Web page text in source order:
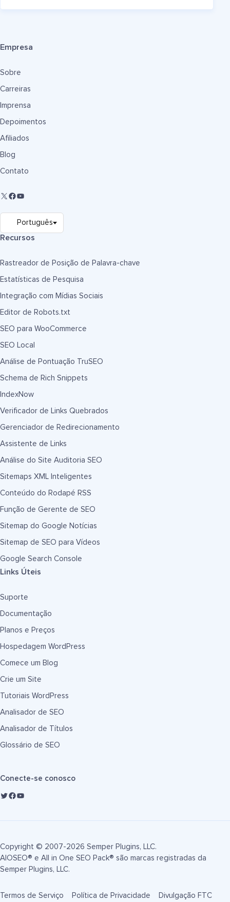
Empresa
Sobre
Carreiras
Imprensa
Depoimentos
Afiliados
Blog
Contato
Recursos
Rastreador de Posição de Palavra-chave
Estatísticas de Pesquisa
Integração com Mídias Sociais
Editor de Robots.txt
SEO para WooCommerce
SEO Local
Análise de Pontuação TruSEO
Schema de Rich Snippets
IndexNow
Verificador de Links Quebrados
Gerenciador de Redirecionamento
Assistente de Links
Análise do Site Auditoria SEO
Sitemaps XML Inteligentes
Conteúdo do Rodapé RSS
Função de Gerente de SEO
Sitemap do Google Notícias
Sitemap de SEO para Vídeos
Google Search Console
Links Úteis
Suporte
Documentação
Planos e Preços
Hospedagem WordPress
Comece um Blog
Crie um Site
Tutoriais WordPress
Analisador de SEO
Analisador de Títulos
Glossário de SEO
Conecte-se conosco
Copyright © 2007-2026 Semper Plugins, LLC.
AIOSEO® e All in One SEO Pack® são marcas registradas da
Semper Plugins, LLC.
Termos de Serviço Política de Privacidade Divulgação FTC